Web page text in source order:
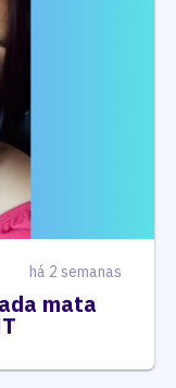
há 2 semanas
mata